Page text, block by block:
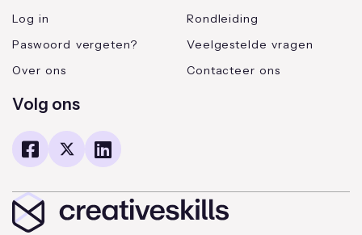
Log in
Paswoord vergeten?
Over ons
Rondleiding
Veelgestelde vragen
Contacteer ons
Volg ons